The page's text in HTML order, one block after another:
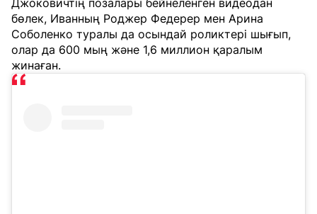
бөлек, Иванның Роджер Федерер мен Арина
Соболенко туралы да осындай роликтері шығып,
олар да 600 мың және 1,6 миллион қаралым
жинаған.